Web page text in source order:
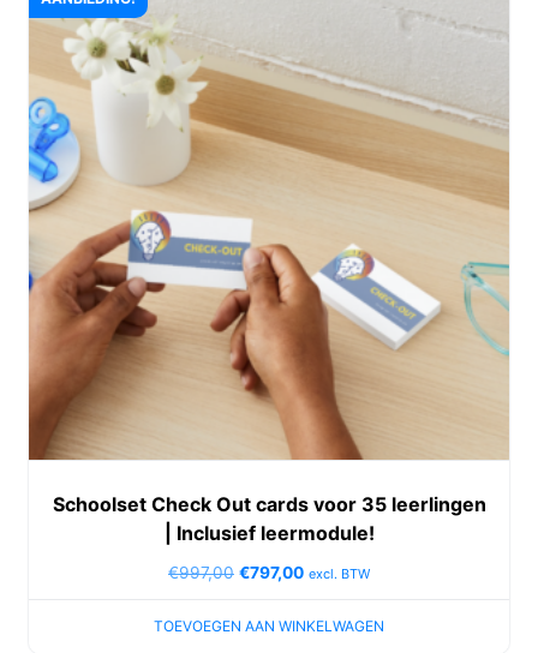
Schoolset Check Out cards voor 35 leerlingen
| Inclusief leermodule!
€997,00 €797,00 excl. BTW
TOEVOEGEN AAN WINKELWAGEN